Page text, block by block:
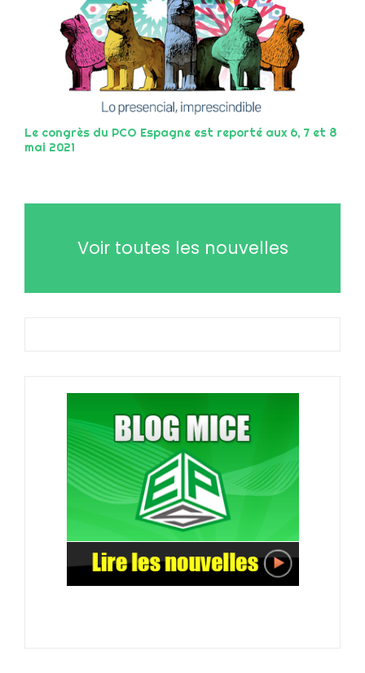
Le congrès du PCO Espagne est reporté aux 6, 7 et 8
mai 2021
Voir toutes les nouvelles